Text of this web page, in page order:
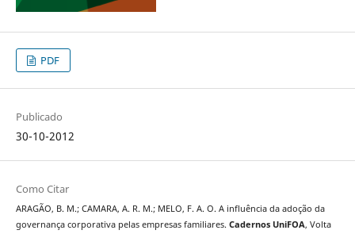
PDF
Publicado
30-10-2012
Como Citar
ARAGÃO, B. M.; CAMARA, A. R. M.; MELO, F. A. O. A influência da adoção da
governança corporativa pelas empresas familiares. Cadernos UniFOA, Volta